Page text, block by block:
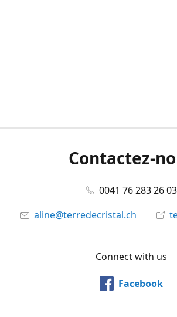
Contactez-
0041 76 283 26 03
aline@terredecristal.ch
Connect with us
Facebook